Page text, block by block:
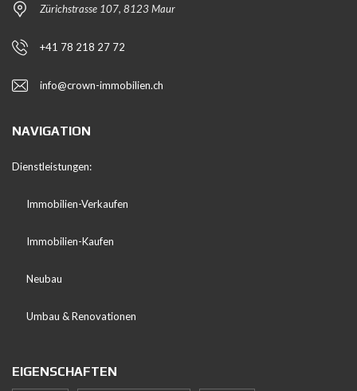
Zürichstrasse 107, 8123 Maur
+41 78 218 27 72
info@crown-immobilien.ch
NAVIGATION
Dienstleistungen:
Immobilien-Verkaufen
Immobilien-Kaufen
Neubau
Umbau & Renovationen
EIGENSCHAFTEN